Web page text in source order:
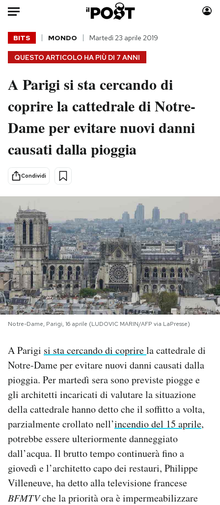
Auto
HOME
Italia
Politica
Tecnologia
Internet
Scienza
Cultura
Economia
Sport
Moda
Consumismi
Storie/Idee
Media
Mondiali calcio 2026
PODCAST
NEWSLETTER
I MIEI PREFERITI
CALENDARIO
AREA PERSONALE
Area Personale
Newsletter
Regala il Post
Hai bisogno di aiuto?
Esci
QUESTO ARTICOLO HA PIÙ DI 7 ANNI
BITS MONDO Martedì 23 aprile 2019
A Parigi si sta cercando di
coprire la cattedrale di Notre-
Dame per evitare nuovi danni
causati dalla pioggia
Condividi
Notre-Dame, Parigi, 16 aprile (LUDOVIC MARIN/AFP via LaPresse)
A Parigi si sta cercando di coprirela cattedrale di
Notre-Dame per evitare nuovi danni causati dalla
pioggia. Per martedì sera sono previste piogge e
gli architetti incaricati di valutare la situazione
della cattedrale hanno detto che il soffitto a volta,
parzialmente crollato nell’incendio del 15 aprile,
potrebbe essere ulteriormente danneggiato
dall’acqua. Il brutto tempo continuerà fino a
giovedì e l’architetto capo dei restauri, Philippe
Villeneuve, ha detto alla televisione francese
BFMTVche la priorità ora è impermeabilizzare